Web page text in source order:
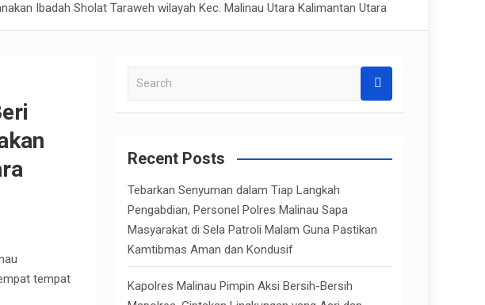
Ibadah Sholat Taraweh wilayah Kec. Malinau Utara Kalimantan Utara
tempat
a
c
Recent Posts
Tebarkan Senyuman dalam Tiap Langkah
Pengabdian, Personel Polres Malinau Sapa
Masyarakat di Sela Patroli Malam Guna Pastikan
Kamtibmas Aman dan Kondusif
Kapolres Malinau Pimpin Aksi Bersih-Bersih